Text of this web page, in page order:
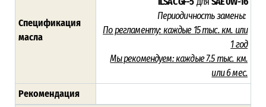
Спецификация
масла
Периодичность замены:
По регламенту: каждые 15 тыс. км. или
1 год
Мы рекомендуем:каждые 7.5 тыс. км.
или 6 мес.
Рекомендация